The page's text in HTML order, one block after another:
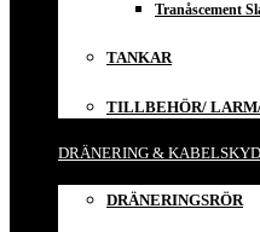
Tranåscement
TANKAR
TILLBEHÖR/
DRÄNERING &
DRÄNERINGSRÖR